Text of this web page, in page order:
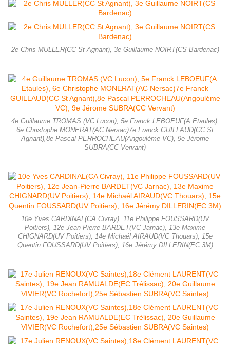
2e Chris MULLER(CC St Agnant), 3e Guillaume NOIRT(CS Bardenac)
4e Guillaume TROMAS (VC Lucon), 5e Franck LEBOEUF(A Etaules),
6e Christophe MONERAT(AC Nersac)7e Franck GUILLAUD(CC St
Agnant),8e Pascal PERROCHEAU(Angouléme VC), 9e Jérome
SUBRA(CC Vervant)
10e Yves CARDINAL(CA Civray), 11e Philippe FOUSSARD(UV
Poitiers), 12e Jean-Pierre BARDET(VC Jarnac), 13e Maxime
CHIGNARD(UV Poitiers), 14e Michaél AIRAUD(VC Thouars), 15e
Quentin FOUSSARD(UV Poitiers), 16e Jérémy DILLERIN(EC 3M)